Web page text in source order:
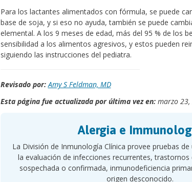
Para los lactantes alimentados con fórmula, se puede
base de soja, y si eso no ayuda, también se puede
elemental. A los 9 meses de edad, más del 95 % de los
sensibilidad a los alimentos agresivos, y estos pueden
siguiendo las instrucciones del pediatra.
Revisado por: Amy S Feldman, MD
Esta página fue actualizada por última vez en:marzo 23,
Alergia e
La División de Inmunología Clínica provee pruebas
la evaluación de infecciones recurrentes,
sospechada o confirmada, inmunodeficiencia
origen desconocido.